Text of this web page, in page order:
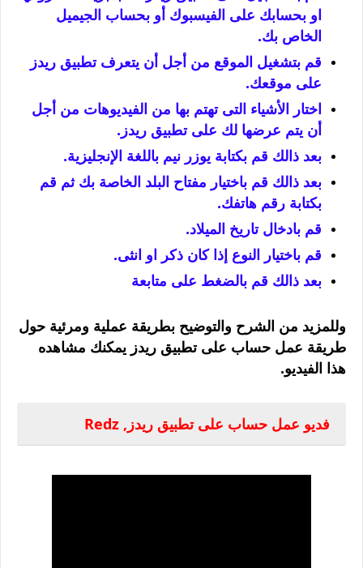
او بحسابك على الفيسبوك أو بحساب الجيميل
الخاص بك.
قم بتشغيل الموقع من أجل أن يتعرف تطبيق ريدز
على موقعك.
اختار الأشياء التى تهتم بها من الفيديوهات من أجل
أن يتم عرضها لك على تطبيق ريدز.
بعد ذالك قم بكتابة يوزر نيم باللغة الإنجليزية.
بعد ذالك قم باختيار مفتاح البلد الخاصة بك ثم قم
بكتابة رقم هاتفك.
قم بادخال تاريخ الميلاد.
قم باختيار النوع إذا كان ذكر او انثى.
بعد ذالك قم بالضغط على متابعة
وللمزيد من الشرح والتوضيح بطريقة عملية ومرئية حول
طريقة عمل حساب على تطبيق ريدز يمكنك مشاهده
هذا الفيديو.
فديو عمل حساب على تطبيق ريدز, Redz